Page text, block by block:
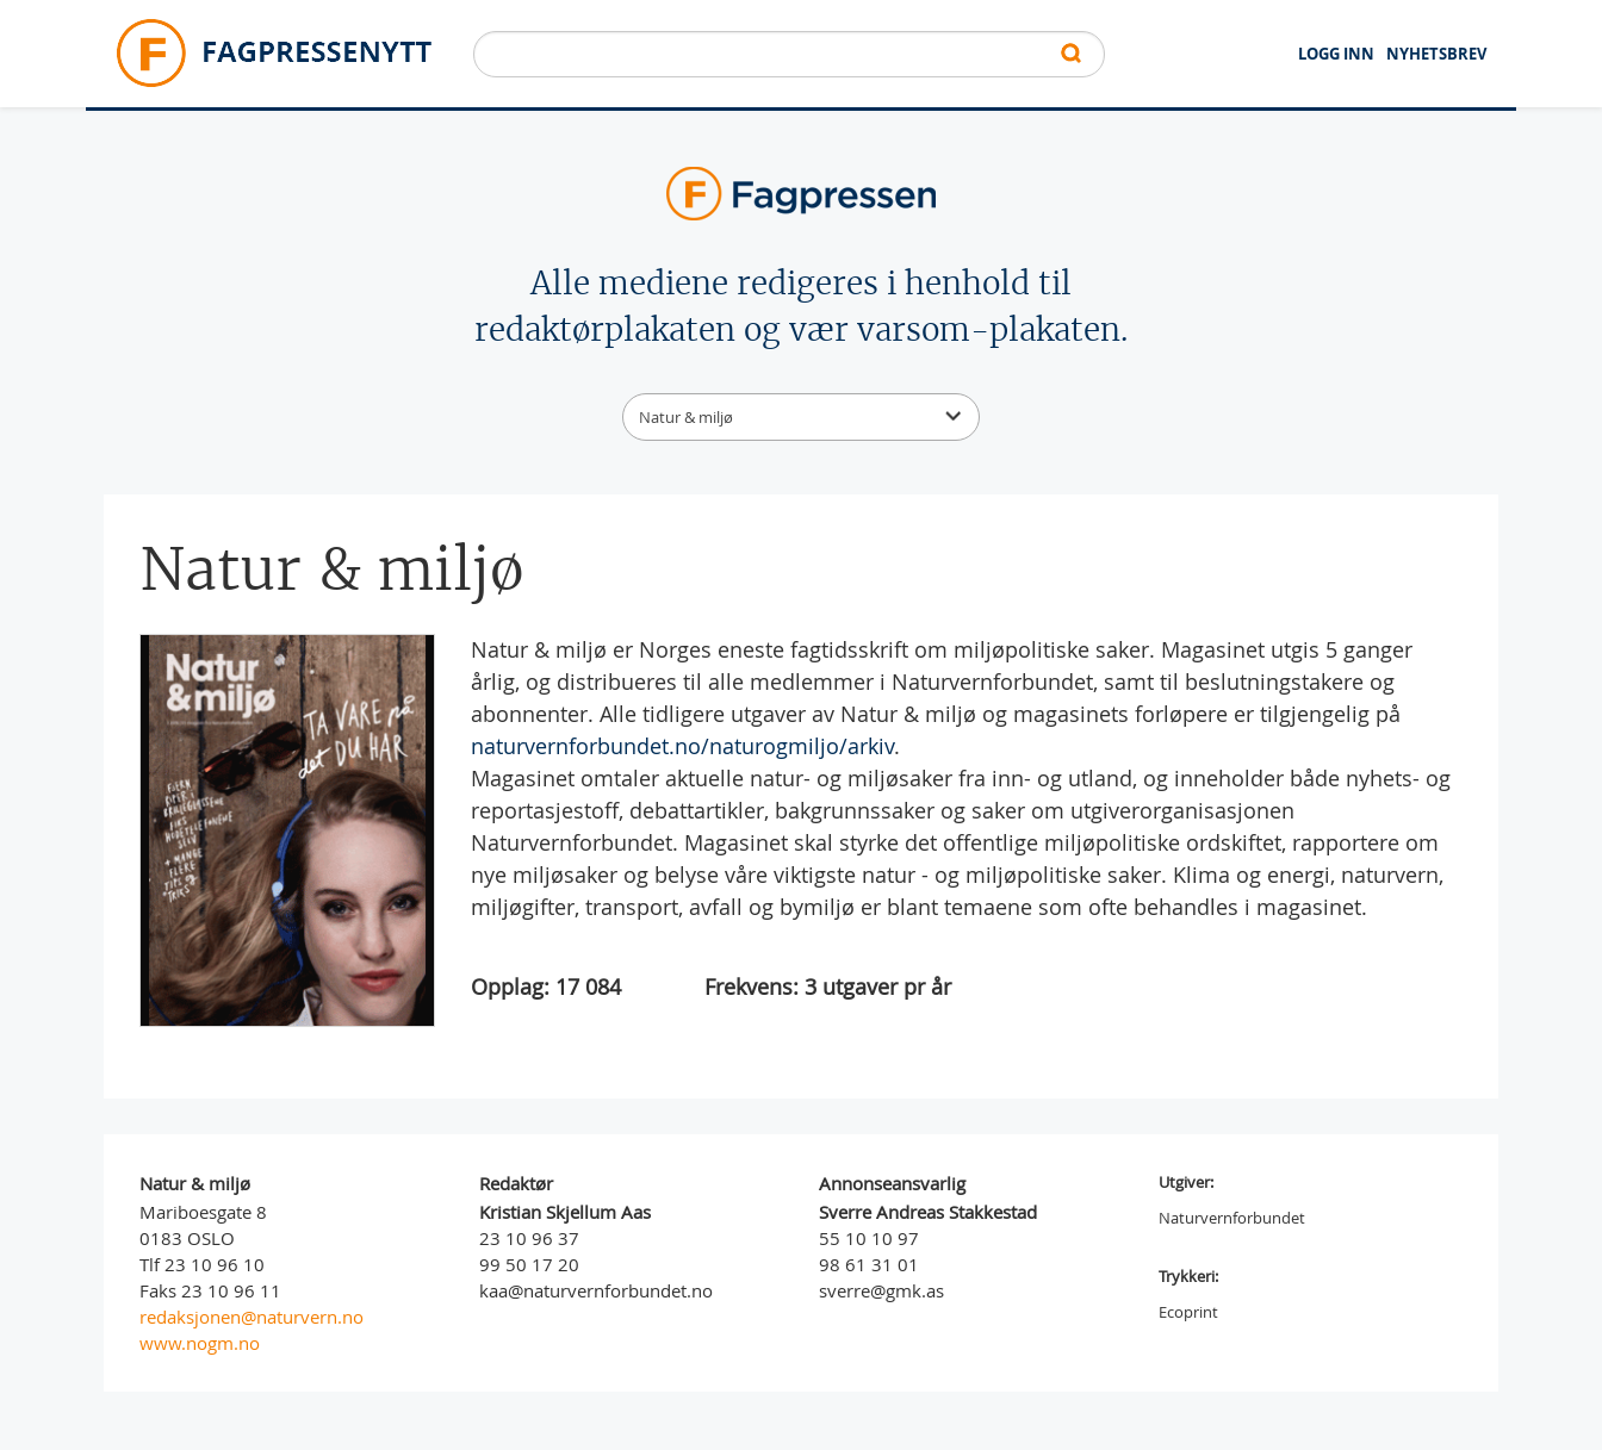
LOGG INN
NYHETSBREV
Alle mediene redigeres i henhold til
redaktørplakaten og vær varsom-plakaten.
Natur & miljø
Natur & miljø
Natur & miljø er Norges eneste fagtidsskrift om miljøpolitiske saker. Magasinet utgis 5 ganger
årlig, og distribueres til alle medlemmer i Naturvernforbundet, samt til beslutningstakere og
abonnenter. Alle tidligere utgaver av Natur & miljø og magasinets forløpere er tilgjengelig på
naturvernforbundet.no/naturogmiljo/arkiv.
Magasinet omtaler aktuelle natur- og miljøsaker fra inn- og utland, og inneholder både nyhets- og
reportasjestoff, debattartikler, bakgrunnssaker og saker om utgiverorganisasjonen
Naturvernforbundet. Magasinet skal styrke det offentlige miljøpolitiske ordskiftet, rapportere om
nye miljøsaker og belyse våre viktigste natur - og miljøpolitiske saker. Klima og energi, naturvern,
miljøgifter, transport, avfall og bymiljø er blant temaene som ofte behandles i magasinet.
Opplag: 17 084 Frekvens: 3 utgaver pr år
Natur & miljø
Mariboesgate 8
0183 OSLO
Tlf 23 10 96 10
Faks 23 10 96 11
redaksjonen@naturvern.no
www.nogm.no
Redaktør
Kristian Skjellum Aas
23 10 96 37
99 50 17 20
kaa@naturvernforbundet.no
Annonseansvarlig
Sverre Andreas Stakkestad
55 10 10 97
98 61 31 01
sverre@gmk.as
Utgiver:
Naturvernforbundet
Trykkeri:
Ecoprint